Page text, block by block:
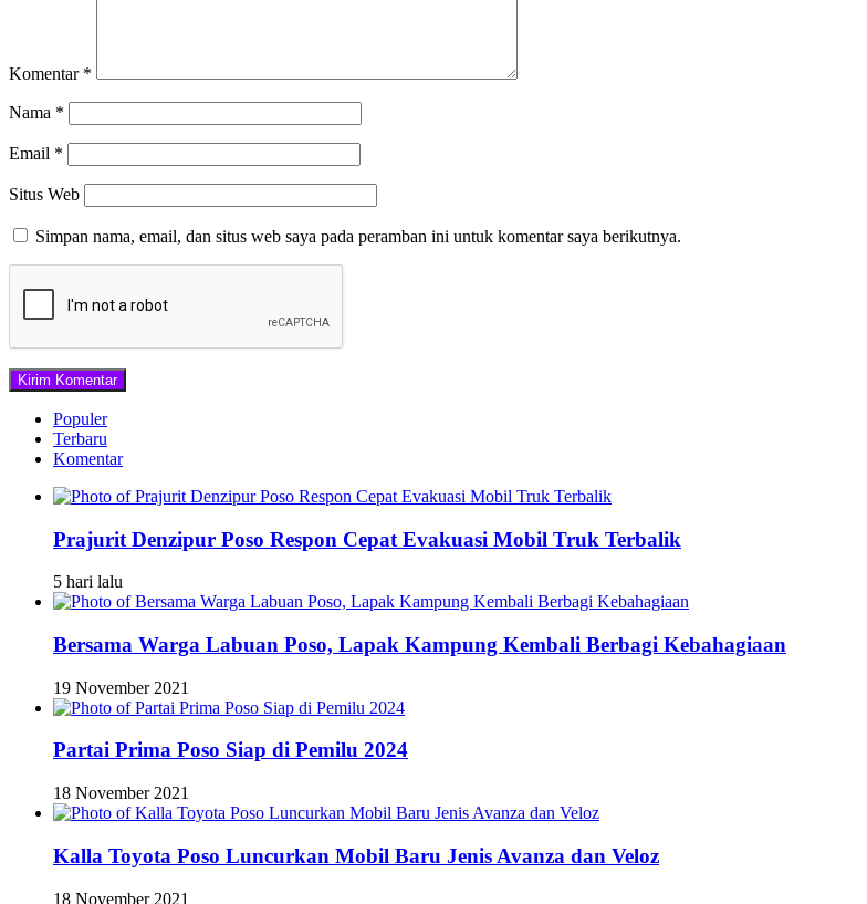
Komentar *
Nama *
Email *
Situs Web
Simpan nama, email, dan situs web saya pada peramban ini untuk komentar saya berikutnya.
Populer
Terbaru
Komentar
Prajurit Denzipur Poso Respon Cepat Evakuasi Mobil Truk Terbalik
5 hari lalu
Bersama Warga Labuan Poso, Lapak Kampung Kembali Berbagi Kebahagiaan
19 November 2021
Partai Prima Poso Siap di Pemilu 2024
18 November 2021
Kalla Toyota Poso Luncurkan Mobil Baru Jenis Avanza dan Veloz
18 November 2021